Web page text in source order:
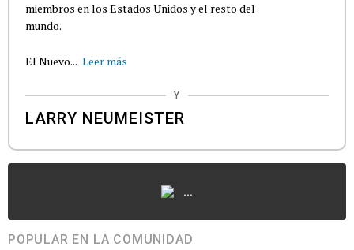
miembros en los Estados Unidos y el resto del
mundo.
El Nuevo... Leer más
Y
LARRY NEUMEISTER
...
POPULAR EN LA COMUNIDAD